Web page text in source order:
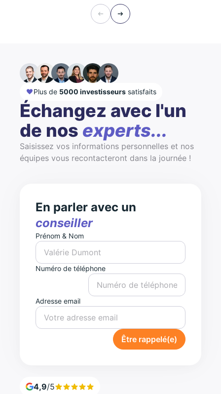
Plus de 5000 investisseurs satisfaits
Échangez avec l'un
de nos experts...
Saisissez vos informations personnelles et nos
équipes vous recontacteront dans la journée !
En parler avec un
conseiller
Prénom & Nom
Numéro de téléphone
Adresse email
Être rappelé(e)
4,9/5